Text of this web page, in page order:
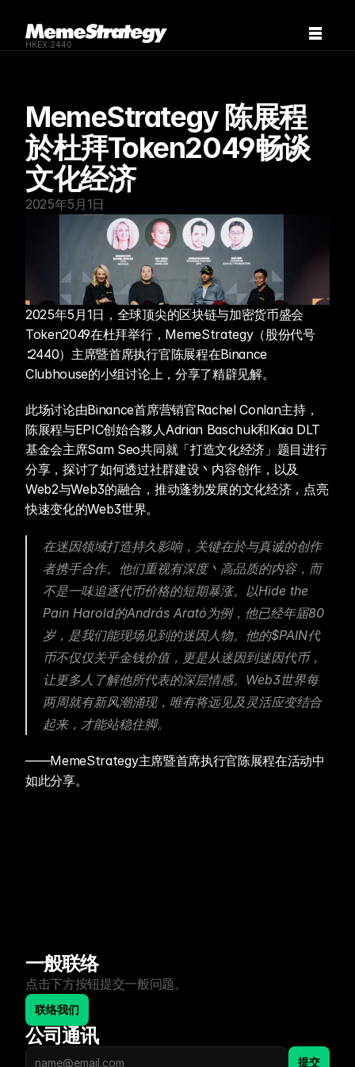
MemeStrategy 陈展程
於杜拜Token2049畅谈
文化经济
2025年5月1日
2025年5月1日，全球顶尖的区块链与加密货币盛会
Token2049在杜拜举行，MemeStrategy（股份代号
∶2440）主席暨首席执行官陈展程在Binance
Clubhouse的小组讨论上，分享了精辟见解。
此场讨论由Binance首席营销官Rachel Conlan主持，
陈展程与EPIC创始合夥人Adrian Baschuk和Kaia DLT
基金会主席Sam Seo共同就「打造文化经济」题目进行
分享，探讨了如何透过社群建设丶内容创作，以及
Web2与Web3的融合，推动蓬勃发展的文化经济，点亮
快速变化的Web3世界。
在迷因领域打造持久影响，关键在於与真诚的创作
者携手合作。他们重视有深度丶高品质的内容，而
不是一味追逐代币价格的短期暴涨。以Hide the
Pain Harold的András Arató为例，他已经年届80
岁，是我们能现场见到的迷因人物。他的$PAIN代
币不仅仅关乎金钱价值，更是从迷因到迷因代币，
让更多人了解他所代表的深层情感。Web3世界每
两周就有新风潮涌现，唯有将远见及灵活应变结合
起来，才能站稳住脚。
——MemeStrategy主席暨首席执行官陈展程在活动中
如此分享。
一般联络
点击下方按钮提交一般问题。
联络我们
公司通讯
提交
HKEX:2440